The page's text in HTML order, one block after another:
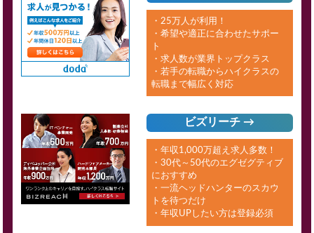
・25万人が利用！
・希望や適正に合わせたサポー
ト
・求人数が業界トップクラス
・若手の転職からハイクラスの
転職まで幅広く対応
ビズリーチ →
・年収1,000万超え求人多数！
・30代～50代のエグゼグティブ
におすすめ
・一流ヘッドハンターのスカウ
トを待つだけ
・年収UPしたい方は登録必須